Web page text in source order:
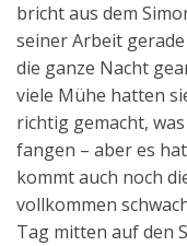
bricht aus dem
seiner Arbeit
die ganze Nacht
viele Mühe hatten
richtig gemacht,
fangen – aber es
kommt auch noch
vollkommen
Tag mitten auf den